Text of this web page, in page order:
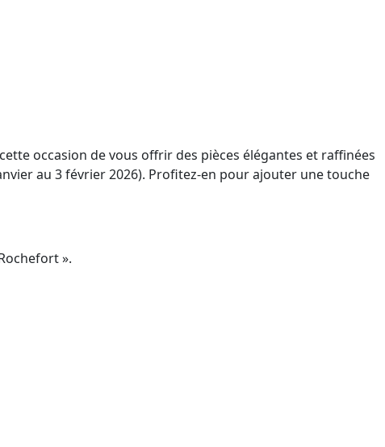
occasion de vous offrir des pièces élégantes et raffinées
au 3 février 2026). Profitez-en pour ajouter une touche
».